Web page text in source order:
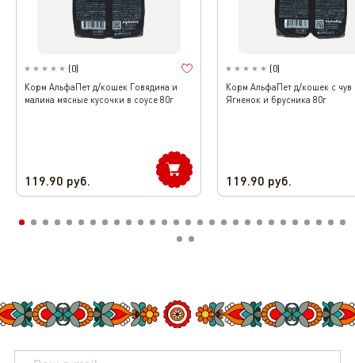
(0)
Корм АльфаПет д/кошек Говядина и
малина мясные кусочки в соусе 80г
119.90 руб.
(0)
Корм АльфаПет д/кошек с чув
Ягненок и брусника 80г
119.90 руб.